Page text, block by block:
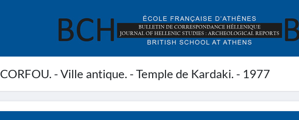
CORFOU. - Ville antique. - Temple de Kardaki. - 1977